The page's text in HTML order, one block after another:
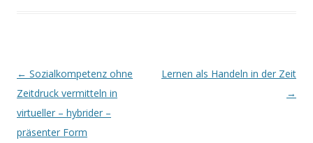
Beitrags-
Navigation
← Sozialkompetenz ohne
Zeitdruck vermitteln in
virtueller – hybrider –
präsenter Form
Lernen als Handeln in der Zeit
→